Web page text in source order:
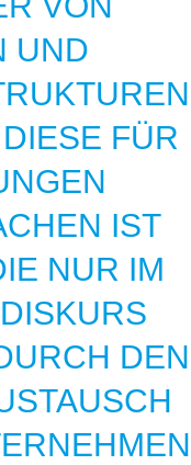
UND
FÜR
IST
NUR IM
DEN